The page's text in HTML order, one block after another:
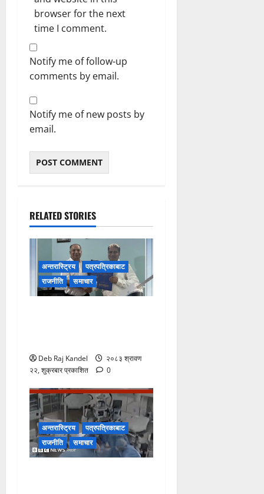
browser for the next
time I comment.
Notify me of follow-up
comments by email.
Notify me of new posts by
email.
RELATED STORIES
अन्तरास्ट्रिय
पत्रपत्रिकाबाट
राजनीति
समाचार
Deb Raj Kandel
२०८३ श्रावण
२२, शुक्रबार प्रकाशित
0
अन्तरास्ट्रिय
पत्रपत्रिकाबाट
राजनीति
समाचार